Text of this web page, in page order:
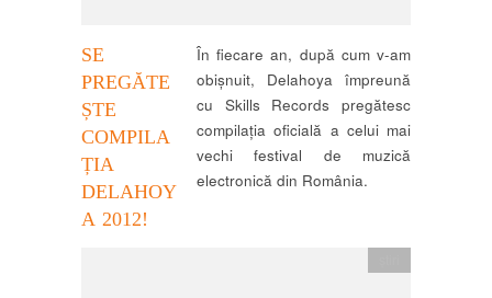
SE
PREGĂTE
ȘTE
COMPILA
ȚIA
DELAHOY
A 2012!
În fiecare an, după cum v-am
obișnuit, Delahoya împreună
cu Skills Records pregătesc
compilația oficială a celui mai
vechi festival de muzică
electronică din România.